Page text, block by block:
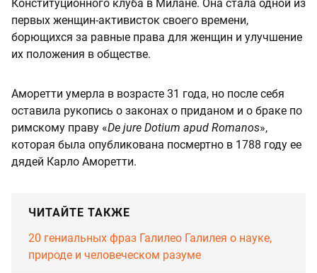
Конституционного клуба в Милане. Она стала одной из
первых женщин-активисток своего времени,
борющихся за равные права для женщин и улучшение
их положения в обществе.
Аморетти умерла в возрасте 31 года, но после себя
оставила рукопись о законах о приданом и о браке по
римскому праву «De jure Dotium apud Romanos»,
которая была опубликована посмертно в 1788 году ее
дядей Карло Аморетти.
ЧИТАЙТЕ ТАКЖЕ
20 гениальных фраз Галилео Галилея о науке,
природе и человеческом разуме